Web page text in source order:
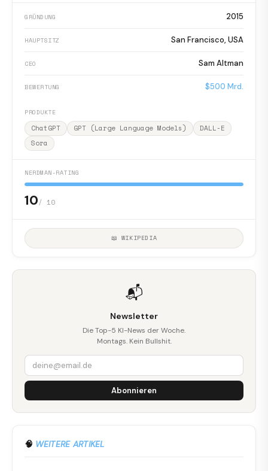
GRÜNDUNG 2015
HAUPTSITZ San Francisco, USA
CEO Sam Altman
BEWERTUNG $500 Mrd.
PRODUKTE
ChatGPT GPT (Large Language Models)
DALL-E
Sora
NERDMAN-RATING
10/ 10
📖 WIKIPEDIA
📬
Newsletter
Die Top-5 KI-News der Woche.
Montags. Kein Bullshit.
Abonnieren
🧠 WEITERE ARTIKEL